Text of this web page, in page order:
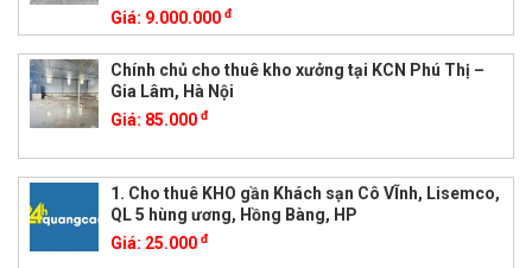
Giá: 9.000.000 đ
Chính chủ cho thuê kho xưởng tại KCN Phú Thị –
Gia Lâm, Hà Nội
Giá: 85.000 đ
1. Cho thuê KHO gần Khách sạn Cô VĨnh, Lisemco,
QL 5 hùng ương, Hồng Bàng, HP
Giá: 25.000 đ